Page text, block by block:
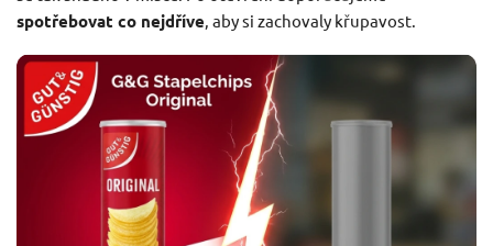
spotřebovat co nejdříve, aby si zachovaly křupavost.